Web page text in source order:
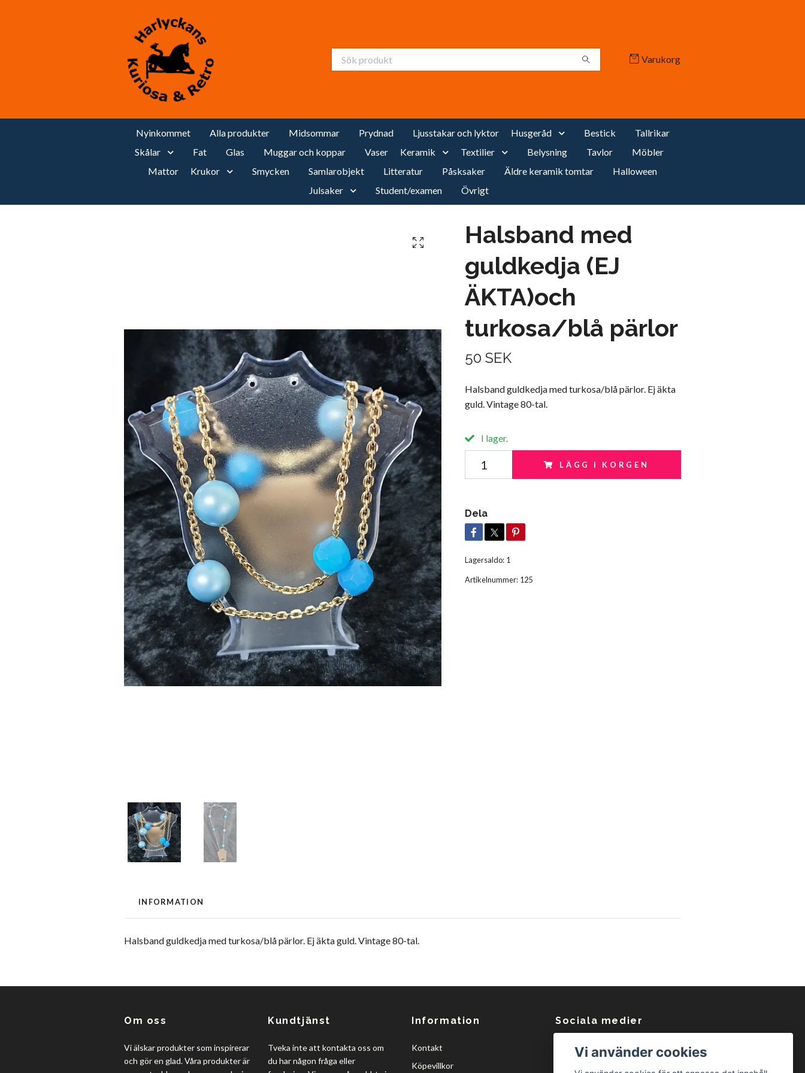
Varukorg
Nyinkommet Alla produkter Midsommar Prydnad Ljusstakar och lyktor Husgeråd Bestick
Tallrikar
Skålar
Fat Glas Muggar och koppar Vaser Keramik Textilier Belysning Tavlor
Möbler
Mattor
Krukor Smycken Samlarobjekt Litteratur Påsksaker Äldre keramik tomtar
Halloween
Julsaker
Student/examen Övrigt
Halsband med
guldkedja (EJ
ÄKTA)och
turkosa/blå pärlor
50 SEK
Halsband guldkedja med turkosa/blå pärlor. Ej äkta
guld. Vintage 80-tal.
I lager.
LÄGG I KORGEN
Dela
Lagersaldo: 1
Artikelnummer: 125
INFORMATION
Halsband guldkedja med turkosa/blå pärlor. Ej äkta guld. Vintage 80-tal.
Om oss
Vi älskar produkter som inspirerar
och gör en glad. Våra produkter är
Kundtjänst
Tveka inte att kontakta oss om
du har någon fråga eller
Information
Kontakt
Köpevillkor
Sociala medier
Facebook
Vi använder cookies